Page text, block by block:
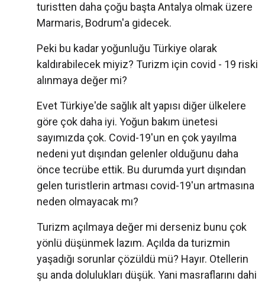
turistten daha çoğu başta Antalya olmak üzere
Marmaris, Bodrum'a gidecek.
Peki bu kadar yoğunluğu Türkiye olarak
kaldırabilecek miyiz? Turizm için covid - 19 riski
alınmaya değer mi?
Evet Türkiye'de sağlık alt yapısı diğer ülkelere
göre çok daha iyi. Yoğun bakım ünetesi
sayımızda çok. Covid-19'un en çok yayılma
nedeni yut dışından gelenler olduğunu daha
önce tecrübe ettik. Bu durumda yurt dışından
gelen turistlerin artması covid-19'un artmasına
neden olmayacak mı?
Turizm açılmaya değer mi derseniz bunu çok
yönlü düşünmek lazım. Açılda da turizmin
yaşadığı sorunlar çözüldü mü? Hayır. Otellerin
şu anda dolulukları düşük. Yani masraflarını dahi